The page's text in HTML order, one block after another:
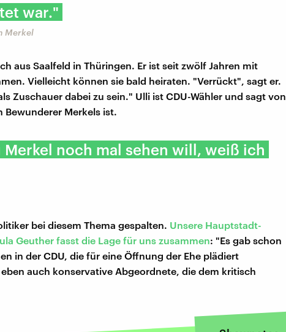
war."
Merkel
aus Saalfeld in Thüringen. Er ist seit zwölf Jahren mit
Vielleicht können sie bald heiraten. "Verrückt", sagt er.
Zuschauer dabei zu sein." Ulli ist CDU-Wähler und sagt von
Bewunderer Merkels ist.
Merkel noch mal sehen will, weiß ich
bei diesem Thema gespalten. Unsere Hauptstadt-
Geuther fasst die Lage für uns zusammen: "Es gab schon
in der CDU, die für eine Öffnung der Ehe plädiert
auch konservative Abgeordnete, die dem kritisch